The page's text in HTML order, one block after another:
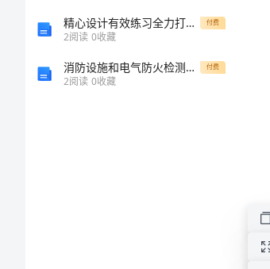
精心设计有效练习全力打造有效课堂 付费
2阅读 0收藏
消防设施和电气防火检测协议（委托）书 付费
2阅读 0收藏